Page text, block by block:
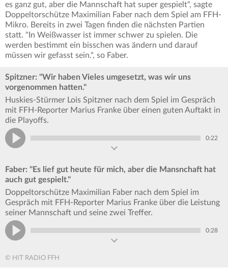
es ganz gut, aber die Mannschaft hat super gespielt", sagte
Doppeltorschütze Maximilian Faber nach dem Spiel am FFH-
Mikro. Bereits in zwei Tagen finden die nächsten Partien
statt. "In Weißwasser ist immer schwer zu spielen. Die
werden bestimmt ein bisschen was ändern und darauf
müssen wir gefasst sein.", so Faber.
Spitzner: "Wir haben Vieles umgesetzt, was wir uns
vorgenommen hatten."
Huskies-Stürmer Lois Spitzner nach dem Spiel im Gespräch
mit FFH-Reporter Marius Franke über einen guten Auftakt in
die Playoffs.
0:22
Faber: "Es lief gut heute für mich, aber die Mansnchaft hat
auch gut gespielt."
Doppeltorschütze Maximilian Faber nach dem Spiel im
Gespräch mit FFH-Reporter Marius Franke über die Leistung
seiner Mannschaft und seine zwei Treffer.
0:28
© HIT RADIO FFH